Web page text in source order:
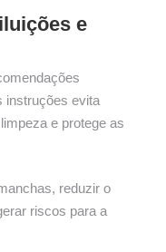
e
instruções evita
e protege as
reduzir o
riscos para a